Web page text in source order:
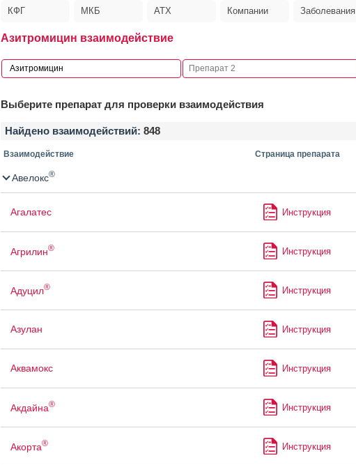
КФГ МКБ АТХ Компании Заболевания
Азитромицин взаимодействие
Выберите препарат для проверки взаимодействия
Найдено взаимодействий: 848
Взаимодействие Страница препарата
Авелокс®
Агалатес Инструкция
Агрилин® Инструкция
Адуцил® Инструкция
Азулан Инструкция
Аквамокс Инструкция
Акдайна® Инструкция
Акорта® Инструкция